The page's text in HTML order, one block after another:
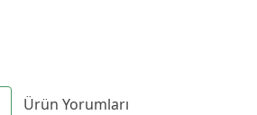
Ürün Yorumları